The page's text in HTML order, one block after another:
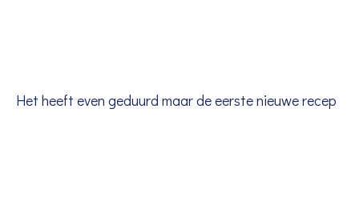
Het heeft even geduurd maar de eerste nieuwe recep